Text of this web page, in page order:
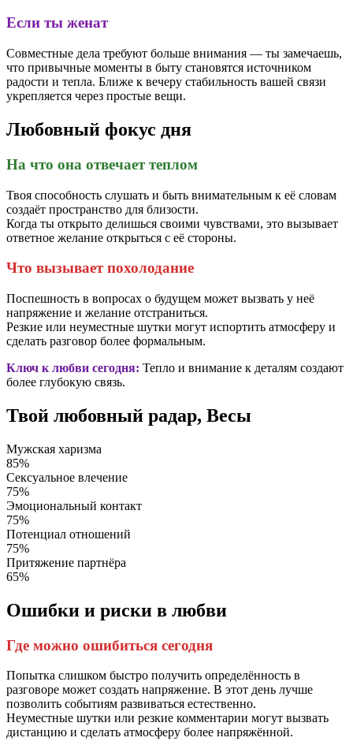
Если ты женат
Совместные дела требуют больше внимания — ты замечаешь,
что привычные моменты в быту становятся источником
радости и тепла. Ближе к вечеру стабильность вашей связи
укрепляется через простые вещи.
Любовный фокус дня
На что она отвечает теплом
Твоя способность слушать и быть внимательным к её словам
создаёт пространство для близости.
Когда ты открыто делишься своими чувствами, это вызывает
ответное желание открыться с её стороны.
Что вызывает похолодание
Поспешность в вопросах о будущем может вызвать у неё
напряжение и желание отстраниться.
Резкие или неуместные шутки могут испортить атмосферу и
сделать разговор более формальным.
Ключ к любви сегодня: Тепло и внимание к деталям создают
более глубокую связь.
Твой любовный радар, Весы
Мужская харизма
85%
Сексуальное влечение
75%
Эмоциональный контакт
75%
Потенциал отношений
75%
Притяжение партнёра
65%
Ошибки и риски в любви
Где можно ошибиться сегодня
Попытка слишком быстро получить определённость в
разговоре может создать напряжение. В этот день лучше
позволить событиям развиваться естественно.
Неуместные шутки или резкие комментарии могут вызвать
дистанцию и сделать атмосферу более напряжённой.